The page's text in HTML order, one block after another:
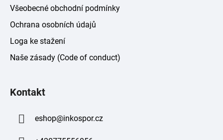
Všeobecné obchodní podmínky
Ochrana osobních údajů
Loga ke stažení
Naše zásady (Code of conduct)
Kontakt
eshop@inkospor.cz